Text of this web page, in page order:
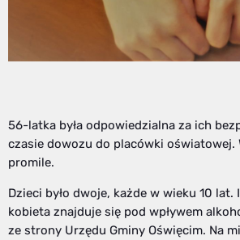
56-latka była odpowiedzialna za ich
czasie dowozu do placówki oświatowej.
promile.
Dzieci było dwoje, każde w wieku 10
kobieta znajduje się pod wpływem
ze strony Urzędu Gminy Oświęcim. Na